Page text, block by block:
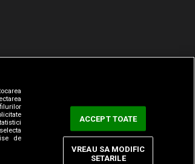
de
ACCEPT TOATE
VREAU SA MODIFIC
SETARILE